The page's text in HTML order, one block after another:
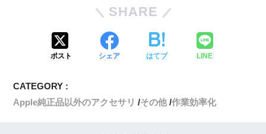
SHARE
ポスト シェア はてブ LINE
CATEGORY :
Apple純正品以外のアクセサリ
その他 作業効率化